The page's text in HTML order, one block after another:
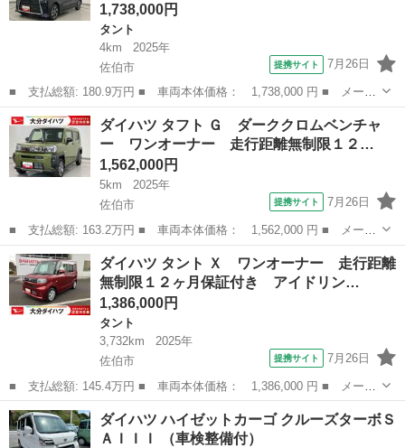
1,738,000円
タント
4km
2025年
佐伯市
提携サイト 7月26日
■ 支払総額: 180.9万円 ■ 車両本体価格： 1,738,000 円 ■ メーカ
ー名： ダイハツ ■ 車種名： タント ■ グレード名： カスタム
Ｘリミテッド ワンオーナー 走行距離無制限１２ヶ月保証付き ア
ダプティ...
大分 佐伯市 タント
ダイハツ タフト Ｇ ダーククロムベンチャ
ー ワンオーナー 走行距離無制限１２…
1,562,000円
5km
2025年
佐伯市
提携サイト 7月26日
■ 支払総額: 163.2万円 ■ 車両本体価格： 1,562,000 円 ■ メーカ
ー名： ダイハツ ■ 車種名： タフト ■ グレード名： Ｇ ダー
ククロムベンチャー ワンオーナー 走行距離無制限１２ヶ月保証付
き ■ ...
大分 佐伯市 ダイハツ
ダイハツ タント Ｘ ワンオーナー 走行距離
無制限１２ヶ月保証付き アイドリン…
1,386,000円
タント
3,732km
2025年
佐伯市
提携サイト 7月26日
■ 支払総額: 145.4万円 ■ 車両本体価格： 1,386,000 円 ■ メーカ
ー名： ダイハツ ■ 車種名： タント ■ グレード名： Ｘ ワン
オーナー 走行距離無制限１２ヶ月保証付き アイドリングストップ
車 ブレ...
大分 佐伯市 タント
ダイハツ ハイゼットカーゴ クルーズターボＳ
ＡＩＩＩ （車検整備付）